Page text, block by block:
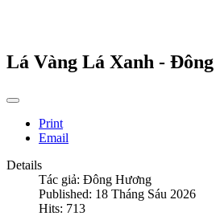
Lá Vàng Lá Xanh -
Print
Email
Details
Tác giả: Đông Hương
Published: 18 Tháng Sáu 2026
Hits: 713